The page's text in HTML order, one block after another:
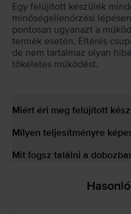
Egy felújított készülék
minőségellenőrzési
pontosan ugyanazt a
termék esetén. Eltérés
de nem tartalmaz olyan
tökéletes működést.
Miért éri meg felújított
Milyen teljesítményre
Mit fogsz találni a